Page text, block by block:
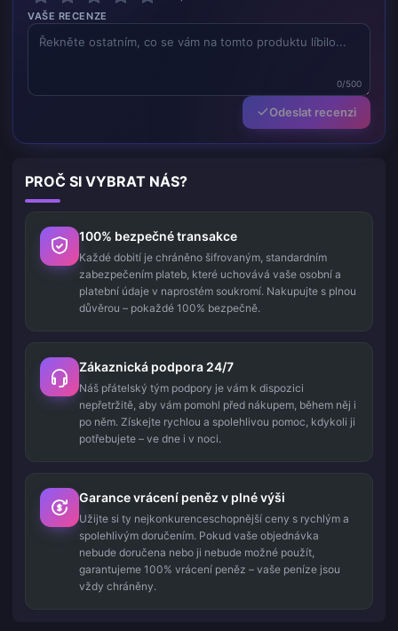
VAŠE RECENZE
0/500
Odeslat recenzi
PROČ SI VYBRAT NÁS?
100% bezpečné transakce
Každé dobití je chráněno šifrovaným, standardním
zabezpečením plateb, které uchovává vaše osobní a
platební údaje v naprostém soukromí. Nakupujte s plnou
důvěrou – pokaždé 100% bezpečně.
Zákaznická podpora 24/7
Náš přátelský tým podpory je vám k dispozici
nepřetržitě, aby vám pomohl před nákupem, během něj i
po něm. Získejte rychlou a spolehlivou pomoc, kdykoli ji
potřebujete – ve dne i v noci.
Garance vrácení peněz v plné výši
Užijte si ty nejkonkurenceschopnější ceny s rychlým a
spolehlivým doručením. Pokud vaše objednávka
nebude doručena nebo ji nebude možné použít,
garantujeme 100% vrácení peněz – vaše peníze jsou
vždy chráněny.